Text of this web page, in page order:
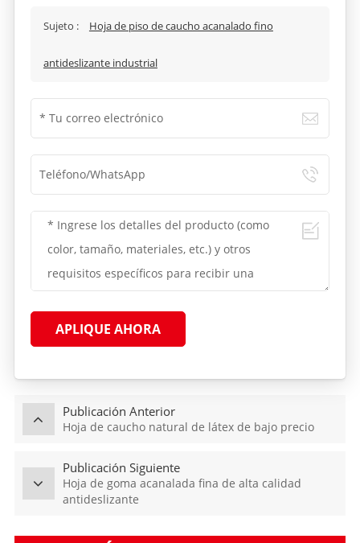
Sujeto : Hoja de piso de caucho acanalado fino
antideslizante industrial
APLIQUE AHORA
Publicación Anterior
Hoja de caucho natural de látex de bajo precio
Publicación Siguiente
Hoja de goma acanalada fina de alta calidad
antideslizante